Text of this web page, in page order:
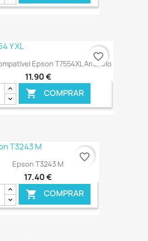
Epson T7554XL Amarelo
11,90 €
 COMPRAR
€ ONLINE
favorite_border
Epson T3243 M
17,40 €
 COMPRAR
favorite_border